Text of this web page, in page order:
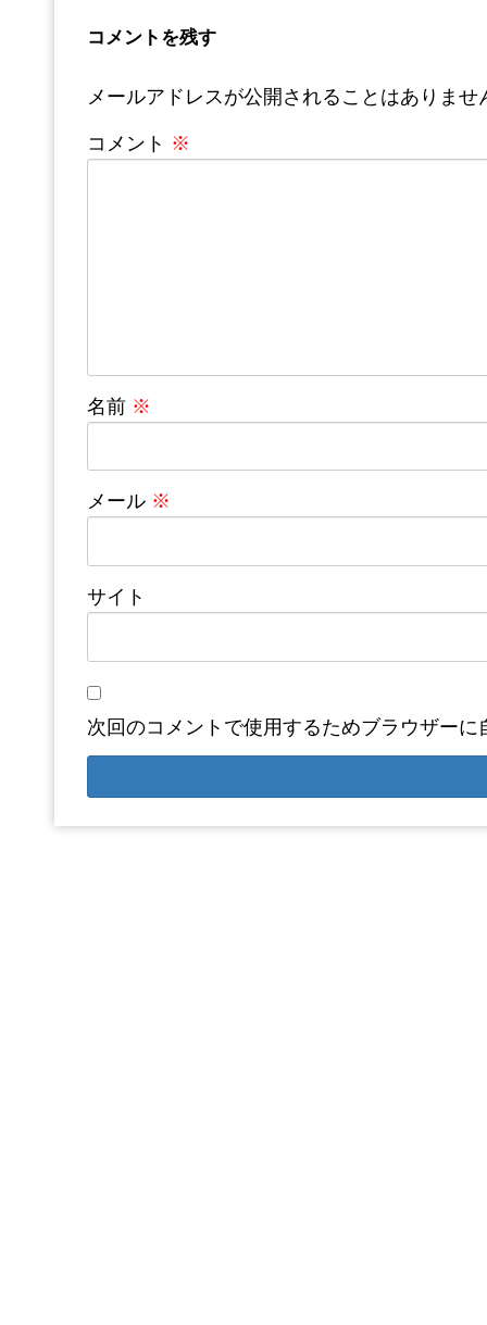
コメントを残す
メールアドレスが公開されることはありませ
コメント ※
名前 ※
メール ※
サイト
次回のコメントで使用するためブラウザー